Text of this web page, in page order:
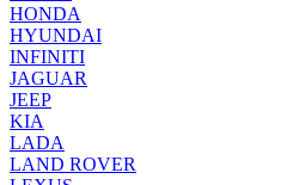
HONDA
HYUNDAI
INFINITI
JAGUAR
JEEP
KIA
LADA
LAND ROVER